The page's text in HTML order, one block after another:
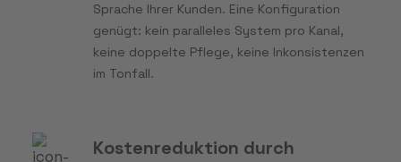
Sprache Ihrer Kunden. Eine Konfiguration
genügt: kein paralleles System pro Kanal,
keine doppelte Pflege, keine Inkonsistenzen
im Tonfall.
Kostenreduktion durch